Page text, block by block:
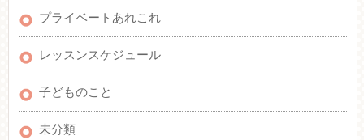
プライベートあれこれ
レッスンスケジュール
子どものこと
未分類